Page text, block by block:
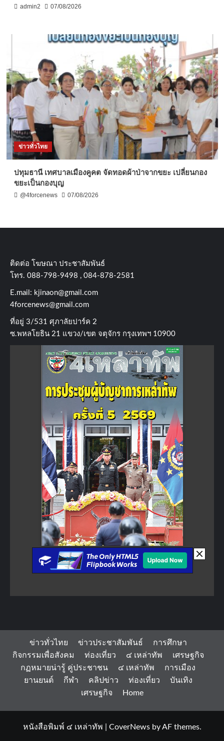
admin2 07/08/2026
ข่าวทั่วไทย
ปทุมธานี เทศบาลเมืองคูคต จัดทอดผ้าป่าจากขยะ เปลี่ยนกอง
ขยะเป็นกองบุญ
@4forcenews 07/08/2026
ติดต่อ​ โฆษณา​ ประชาสัมพันธ์
โทร​. 088-798-9498 , 084-878-2581
E.mail: kjinaon@gmail.com
4forcenews@gmail.com
ที่อยู่​ 3/531​ ศุภาลัยปาร์ค​ 2
ซ.พหลโยธิน​ 21​ แขวง/เขต​ จตุจักร​ กรุงเทพฯ 10900
ข่าวทั่วไทย ข่าวประชาสัมพันธ์
การศึกษา
กิจกรรมเพื่อสังคม
ท่องเที่ยว ๔ เหล่าทัพ
เศรษฐกิจ
กฏหมายน่ารู้ คู่ประชาชน
๔ เหล่าทัพ
การเมือง
ยานยนต์
กีฬา คลิปข่าว ท่องเที่ยว
บันเทิง
เศรษฐกิจ
Home
หนังสือพิมพ์ ๔ เหล่าทัพ CoverNewsby AF themes.